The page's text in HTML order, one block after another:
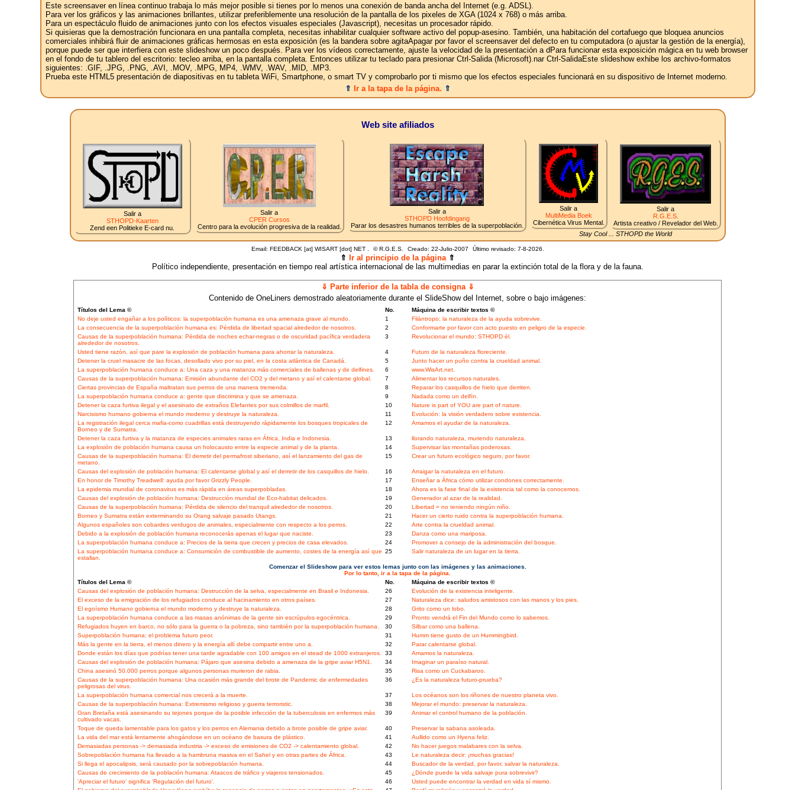
Este screensaver en línea continuo trabaja lo más mejor posible si tienes por lo menos una conexión de banda ancha del Internet (e.g. ADSL).
Para ver los gráficos y las animaciones brillantes, utilizar preferiblemente una resolución de la pantalla de los pixeles de XGA (1024 x 768) o más arriba.
Para un espectáculo fluido de animaciones junto con los efectos visuales especiales (Javascript), necesitas un procesador rápido.
Si quisieras que la demostración funcionara en una pantalla completa, necesitas inhabilitar cualquier software activo del popup-asesino. También, una habitación del cortafuego que bloquea anuncios
comerciales inhibirá fluir de animaciones gráficas hermosas en esta exposición (es la bandera sobre agitaApagar por favor el screensaver del defecto en tu computadora (o ajustar la gestión de la energía),
porque puede ser que interfiera con este slideshow un poco después. Para ver los vídeos correctamente, ajuste la velocidad de la presentación a dPara funcionar esta exposición mágica en tu web browser
en el fondo de tu tablero del escritorio: tecleo arriba, en la pantalla completa. Entonces utilizar tu teclado para presionar Ctrl-Salida (Microsoft).nar Ctrl-SalidaEste slideshow exhibe los archivo-formatos
siguientes: .GIF, .JPG, .PNG, .AVI, .MOV, .MPG, MP4, .WMV, .WAV, .MID, .MP3.
Prueba este HTML5 presentación de diapositivas en tu tableta WiFi, Smartphone, o smart TV y comprobarlo por ti mismo que los efectos especiales funcionará en su dispositivo de Internet moderno.
⇑
Ir a la tapa de la página. ⇑
Web site afiliados
Salir a
STHOPD-Kaarten
Zend een Politieke E-card nu.
Salir a
CPER Cursos
Centro para la evolución progresiva de la realidad.
Salir a
STHOPD Hoofdingang
Parar los desastres humanos terribles de la superpoblación.
Salir a
MultiMedia Boek
Cibernética Virus Mental.
Salir a
R.G.E.S.
Artista creativo / Revelador del Web.
Stay Cool ... STHOPD the World
Email: FEEDBACK [at] WISART [dot] NET . ©R.G.E.S. Creado: 22-Julio-2007 Último revisado: 7-8-2026.
⇑ Ir al principio de la página⇑
Político independiente, presentación en tiempo real artística internacional de las multimedias en parar la extinción total de la flora y de la fauna.
⇓ Parte inferior de la tabla de consigna ⇓
Contenido de OneLiners demostrado aleatoriamente durante el SlideShow del Internet, sobre o bajo imágenes:
Títulos del Lema © No.
Máquina de escribir textos ©
No deje usted engañar a los políticos: la superpoblación humana es una amenaza grave al mundo.
1
Filántropo: la naturaleza de la ayuda sobrevive.
La consecuencia de la superpoblación humana es: Pérdida de libertad spacial alrededor de nosotros.
2
Conformarte por favor con acto puesto en peligro de la especie.
Causas de la superpoblación humana: Pérdida de noches echar-negras o de oscuridad pacífica verdadera
alrededor de nosotros.
3 Revolucionar el mundo: STHOPD él.
Usted tiene razón, así que pare la explosión de población humana para ahorrar la naturaleza. 4
Futuro de la naturaleza floreciente.
Detener la cruel masacre de las focas, desollado vivo por su piel, en la costa atlántica de Canadá.
5
Junto hacer un puño contra la crueldad animal.
La superpoblación humana conduce a: Una caza y una matanza más comerciales de ballenas y de delfines.
6
www.WisArt.net.
Causas de la superpoblación humana: Emisión abundante del CO2 y del metano y así el calentarse global.
7
Alimentar los recursos naturales.
Ciertas provincias de España maltratan sus perros de una manera tremenda.
8
Reparar los casquillos de hielo que derriten.
La superpoblación humana conduce a: gente que discrimina y que se amenaza.
9
Nadada como un delfín.
Detener la caza furtiva ilegal y el asesinato de extraños Elefantes por sus colmillos de marfil.
10
Nature is part of YOU are part of nature.
Narcisismo humano gobierna el mundo moderno y destruye la naturaleza.
11
Evolución: la visión verdadero sobre existencia.
La registración ilegal cerca mafia-como cuadrillas está destruyendo rápidamente los bosques tropicales de
Borneo y de Sumatra.
12 Amamos el ayudar de la naturaleza.
Detener la caza furtiva y la matanza de especies animales raras en África, India e Indonesia. 13
llorando naturaleza, muriendo naturaleza.
La explosión de población humana causa un holocausto entre la especie animal y de la planta.
14
Supervisar las montañas poderosas.
Causas de la superpoblación humana: El derretir del permafrost siberiano, así el lanzamiento del gas de
metano.
15 Crear un futuro ecológico seguro, por favor.
Causas del explosión de población humana: El calentarse global y así el derretir de los casquillos de hielo. 16
Arraigar la naturaleza en el futuro.
En honor de Timothy Treadwell: ayuda por favor Grizzly People.
17
Enseñar a África cómo utilizar condones correctamente.
La epidemia mundial de coronavirus es más rápida en áreas superpobladas.
18
Ahora es la fase final de la existencia tal como la conocemos.
Causas del explosión de población humana: Destrucción mundial de Eco-habitat delicados.
19
Generador al azar de la realidad.
Causas de la superpoblación humana: Pérdida de silencio del tranquil alrededor de nosotros.
20
Libertad = no teniendo ningún niño.
Borneo y Sumatra están exterminando su Orang salvaje pasado Utangs.
21
Hacer un cierto ruido contra la superpoblación humana.
Algunos españoles son cobardes verdugos de animales, especialmente con respecto a los perros.
22
Arte contra la crueldad animal.
Debido a la explosión de población humana reconocerás apenas el lugar que naciste.
23
Danza como una mariposa.
La superpoblación humana conduce a: Precios de la tierra que crecen y precios de casa elevados.
24
Promover a consejo de la administración del bosque.
La superpoblación humana conduce a: Consumición de combustible de aumento, costes de la energía así que
estallan.
25 Salir naturaleza de un lugar en la tierra.
Comenzar el Slideshow para ver estos lemas junto con las imágenes y las animaciones.
Por lo tanto, ir a la tapa de la página.
Títulos del Lema ©
No.
Máquina de escribir textos ©
Causas del explosión de población humana: Destrucción de la selva, especialmente en Brasil e Indonesia.
26
Evolución de la existencia inteligente.
El exceso de la emigración de los refugiados conduce al hacinamiento en otros países.
27
Naturaleza dice: saludos amistosos con las manos y los pies.
El egoísmo Humano gobierna el mundo moderno y destruye la naturaleza.
28
Grito como un lobo.
La superpoblación humana conduce a las masas anónimas de la gente sin escrúpulos egocéntrica.
29
Pronto vendrá el Fin del Mundo como lo sabemos.
Refugiados huyen en barco, no sólo para la guerra o la pobreza, sino también por la superpoblación humana.
30
Silbar como una ballena.
Superpoblación humana: el problema futuro peor.
31
Humm tiene gusto de un Hummingbird.
Más la gente en la tierra, el menos dinero y la energía allí debe compartir entre uno a.
32
Parar calentarse global.
Donde están los días que podrías tener una tarde agradable con 100 amigos en el stead de 1000 extranjeros.
33
Amamos la naturaleza.
Causas del explosión de población humana: Pájaro que asesina debido a amenaza de la gripe aviar H5N1.
34
Imaginar un paraíso natural.
China asesinó 50.000 perros porque algunos personas murieron de rabia.
35
Risa como un Cuckabaroo.
Causas de la superpoblación humana: Una ocasión más grande del brote de Pandemic de enfermedades
peligrosas del virus.
36 ¿Es la naturaleza futuro-prueba?
La superpoblación humana comercial nos crecerá a la muerte. 37
Los océanos son los riñones de nuestro planeta vivo.
Causas de la superpoblación humana: Extremismo religioso y guerra terroristic.
38
Mejorar el mundo: preservar la naturaleza.
Gran Bretaña está asesinando su tejones porque de la posible infección de la tuberculosis en enfermos más
cultivado vacas.
39 Animar el control humano de la población.
Toque de queda lamentable para los gatos y los perros en Alemania debido a brote posible de gripe aviar. 40
Preservar la sabana asoleada.
La vida del mar está lentamente ahogándose en un océano de basura de plástico.
41
Aullido como un Hyena feliz.
Demasiadas personas -> demasiada industria -> exceso de emisiones de CO2 -> calentamiento global.
42
No hacer juegos malabares con la selva.
Sobrepoblación humana ha llevado a la hambruna masiva en el Sahel y en otras partes de África.
43
Le naturaleza decir: ¡muchas gracias!
Si llega el apocalipsis, será causado por la sobrepoblación humana.
44
Buscador de la verdad, por favor, salvar la naturaleza.
Causas de crecimiento de la población humana: Atascos de tráfico y viajeros tensionados.
45
¿Dónde puede la vida salvaje pura sobrevivir?
'Apreciar el futuro' significa 'Regulación del futuro'.
46
Usted puede encontrar la verdad en vida sí mismo.